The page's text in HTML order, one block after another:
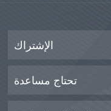
الإشتراك
تحتاج مساعدة